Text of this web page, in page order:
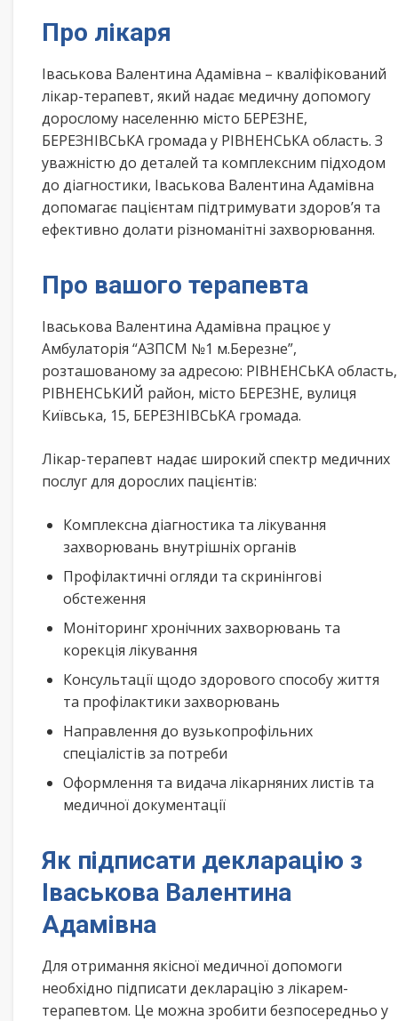
Про лікаря
Іваськова Валентина Адамівна – кваліфікований
лікар-терапевт, який надає медичну допомогу
дорослому населенню місто БЕРЕЗНЕ,
БЕРЕЗНІВСЬКА громада у РІВНЕНСЬКА область. З
уважністю до деталей та комплексним підходом
до діагностики, Іваськова Валентина Адамівна
допомагає пацієнтам підтримувати здоров’я та
ефективно долати різноманітні захворювання.
Про вашого терапевта
Іваськова Валентина Адамівна працює у
Амбулаторія “АЗПСМ №1 м.Березне”,
розташованому за адресою: РІВНЕНСЬКА область,
РІВНЕНСЬКИЙ район, місто БЕРЕЗНЕ, вулиця
Київська, 15, БЕРЕЗНІВСЬКА громада.
Лікар-терапевт надає широкий спектр медичних
послуг для дорослих пацієнтів:
Комплексна діагностика та лікування
захворювань внутрішніх органів
Профілактичні огляди та скринінгові
обстеження
Моніторинг хронічних захворювань та
корекція лікування
Консультації щодо здорового способу життя
та профілактики захворювань
Направлення до вузькопрофільних
спеціалістів за потреби
Оформлення та видача лікарняних листів та
медичної документації
Як підписати декларацію з
Іваськова Валентина
Адамівна
Для отримання якісної медичної допомоги
необхідно підписати декларацію з лікарем-
терапевтом. Це можна зробити безпосередньо у